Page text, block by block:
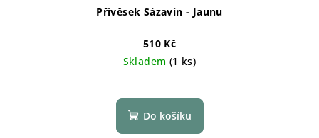
Přívěsek Sázavín - Jaunu
510 Kč
Skladem (1 ks)
Do košíku